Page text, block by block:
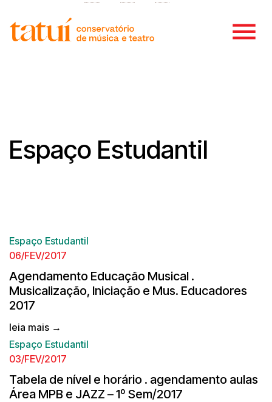
Espaço Estudantil
Espaço Estudantil
06/FEV/2017
Agendamento Educação Musical .
Musicalização, Iniciação e Mus. Educadores
2017
leia mais →
Espaço Estudantil
03/FEV/2017
Tabela de nível e horário . agendamento aulas
Área MPB e JAZZ – 1º Sem/2017